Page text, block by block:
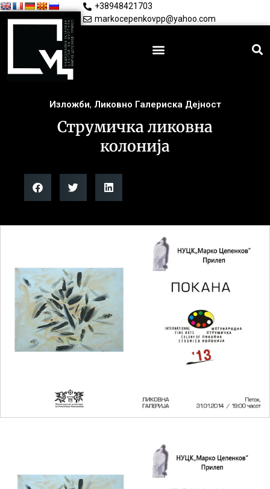
+38948421703
markocepenkovpp@yahoo.com
Изложби, Ликовно Галериска Дејност
Струмичка ликовна
колонија